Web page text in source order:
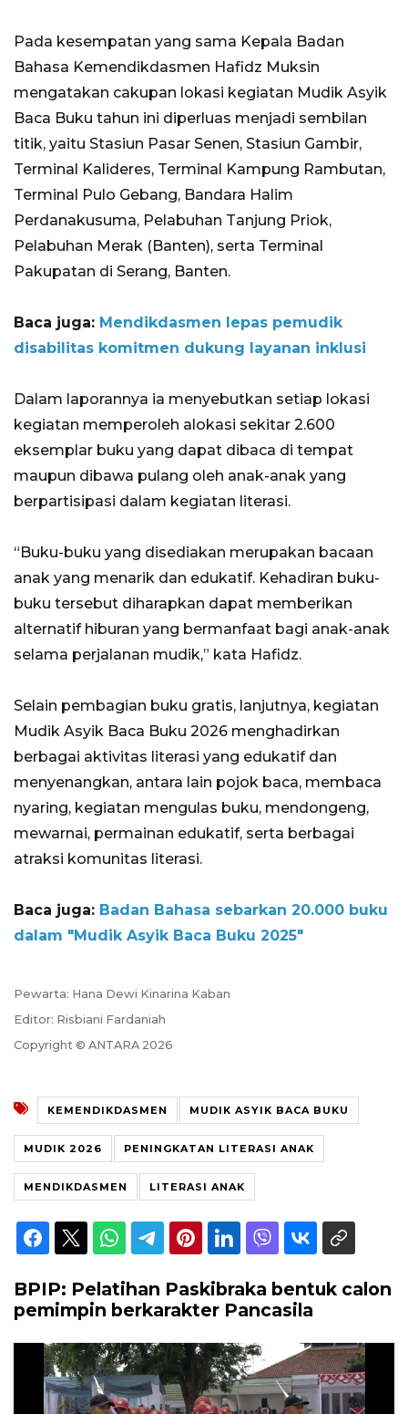
Pada kesempatan yang sama Kepala Badan
Bahasa Kemendikdasmen Hafidz Muksin
mengatakan cakupan lokasi kegiatan Mudik Asyik
Baca Buku tahun ini diperluas menjadi sembilan
titik, yaitu Stasiun Pasar Senen, Stasiun Gambir,
Terminal Kalideres, Terminal Kampung Rambutan,
Terminal Pulo Gebang, Bandara Halim
Perdanakusuma, Pelabuhan Tanjung Priok,
Pelabuhan Merak (Banten), serta Terminal
Pakupatan di Serang, Banten.
Baca juga: Mendikdasmen lepas pemudik
disabilitas komitmen dukung layanan inklusi
Dalam laporannya ia menyebutkan setiap lokasi
kegiatan memperoleh alokasi sekitar 2.600
eksemplar buku yang dapat dibaca di tempat
maupun dibawa pulang oleh anak-anak yang
berpartisipasi dalam kegiatan literasi.
“Buku-buku yang disediakan merupakan bacaan
anak yang menarik dan edukatif. Kehadiran buku-
buku tersebut diharapkan dapat memberikan
alternatif hiburan yang bermanfaat bagi anak-anak
selama perjalanan mudik,” kata Hafidz.
Selain pembagian buku gratis, lanjutnya, kegiatan
Mudik Asyik Baca Buku 2026 menghadirkan
berbagai aktivitas literasi yang edukatif dan
menyenangkan, antara lain pojok baca, membaca
nyaring, kegiatan mengulas buku, mendongeng,
mewarnai, permainan edukatif, serta berbagai
atraksi komunitas literasi.
Baca juga: Badan Bahasa sebarkan 20.000 buku
dalam "Mudik Asyik Baca Buku 2025"
Pewarta: Hana Dewi Kinarina Kaban
Editor: Risbiani Fardaniah
Copyright © ANTARA 2026
KEMENDIKDASMEN MUDIK ASYIK BACA BUKU
MUDIK 2026 PENINGKATAN LITERASI ANAK
MENDIKDASMEN LITERASI ANAK
BPIP: Pelatihan Paskibraka bentuk calon
pemimpin berkarakter Pancasila